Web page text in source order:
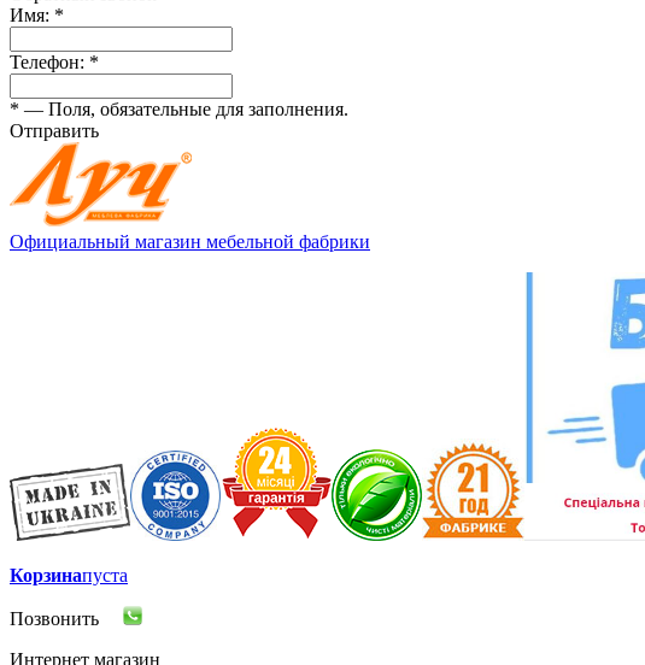
Имя: *
Телефон: *
* — Поля, обязательные для заполнения.
Отправить
Официальный магазин мебельной фабрики
Корзинапуста
Позвонить
Интернет магазин